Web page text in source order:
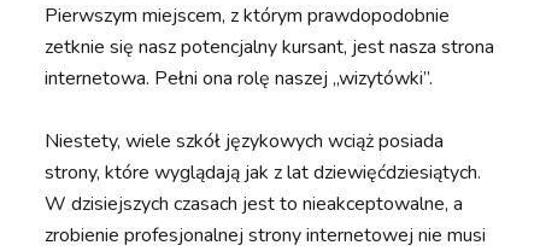
Pierwszym miejscem, z którym prawdopodobnie
zetknie się nasz potencjalny kursant, jest nasza strona
internetowa. Pełni ona rolę naszej „wizytówki”.
Niestety, wiele szkół językowych wciąż posiada
strony, które wyglądają jak z lat dziewięćdziesiątych.
W dzisiejszych czasach jest to nieakceptowalne, a
zrobienie profesjonalnej strony internetowej nie musi